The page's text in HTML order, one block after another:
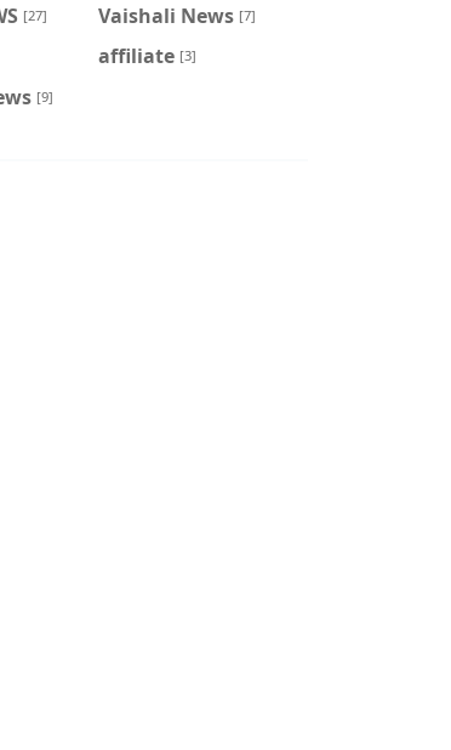
[27] Vaishali News [7]
affiliate [3]
[9]